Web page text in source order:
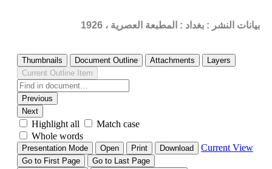
بيانات النشر : بغداد : المطبعة العصرية ، 1926